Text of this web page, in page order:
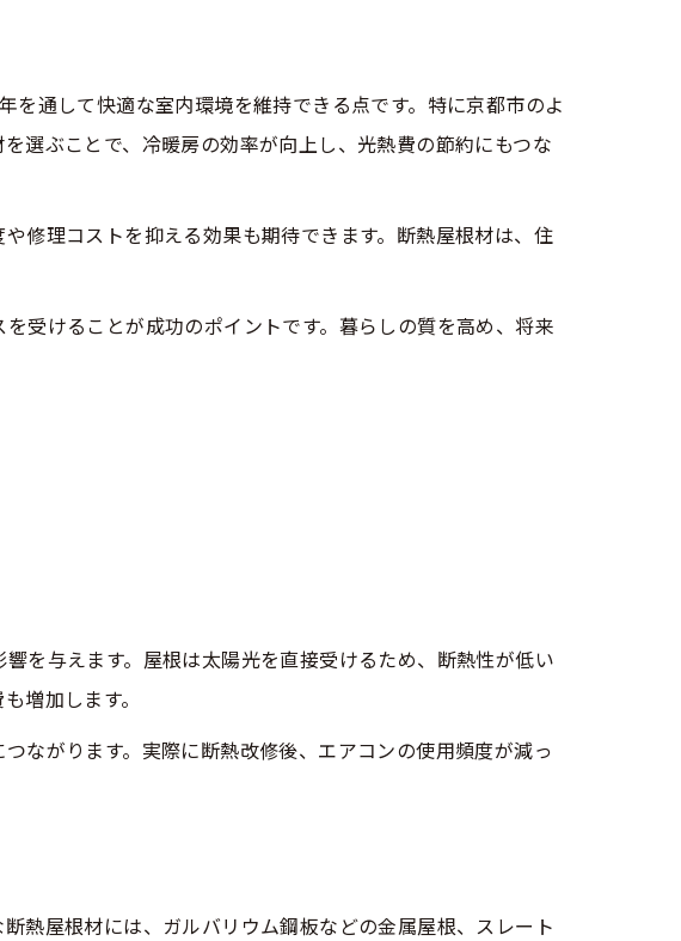
通して快適な室内環境を維持できる点です。特に京都市のよ
選ぶことで、冷暖房の効率が向上し、光熱費の節約にもつな
修理コストを抑える効果も期待できます。断熱屋根材は、住
受けることが成功のポイントです。暮らしの質を高め、将来
を与えます。屋根は太陽光を直接受けるため、断熱性が低い
増加します。
ながります。実際に断熱改修後、エアコンの使用頻度が減っ
熱屋根材には、ガルバリウム鋼板などの金属屋根、スレート